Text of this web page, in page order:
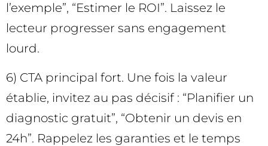
l’exemple”, “Estimer le ROI”. Laissez le
lecteur progresser sans engagement
lourd.
6) CTA principal fort. Une fois la valeur
établie, invitez au pas décisif : “Planifier un
diagnostic gratuit”, “Obtenir un devis en
24h”. Rappelez les garanties et le temps